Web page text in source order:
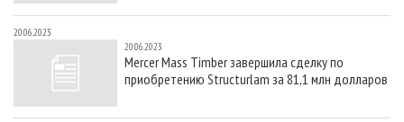
20.06.2023
20.06.2023
Mercer Mass Timber завершила сделку по
приобретению Structurlam за 81,1 млн долларов